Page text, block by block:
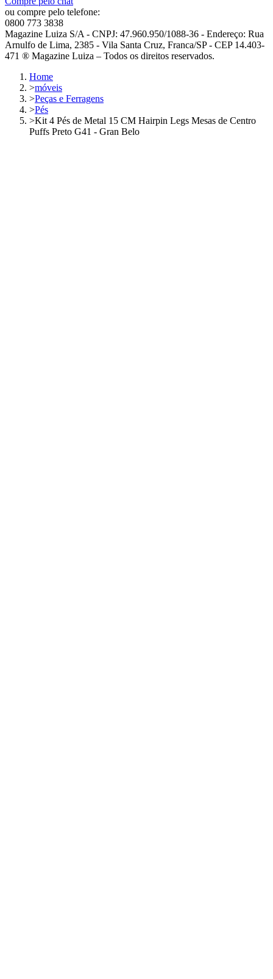
ou compre pelo telefone:
0800 773 3838
Magazine Luiza S/A - CNPJ: 47.960.950/1088-36 - Endereço: Rua
Arnulfo de Lima, 2385 - Vila Santa Cruz, Franca/SP - CEP 14.403-
471 ® Magazine Luiza – Todos os direitos reservados.
Home
>móveis
>Peças e Ferragens
>Pés
>Kit 4 Pés de Metal 15 CM Hairpin Legs Mesas de Centro
Puffs Preto G41 - Gran Belo